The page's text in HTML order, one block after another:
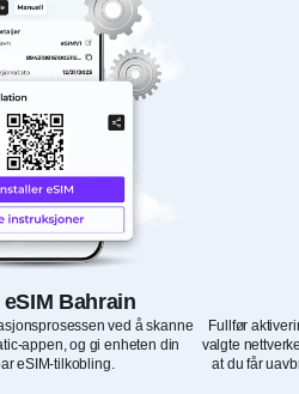
Bahrain
ved å skanne
appen, og gi enheten din
eSIM-tilkobling.
Fullfør
valgte
at du får